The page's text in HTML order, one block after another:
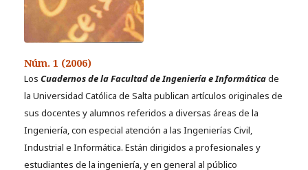
Núm. 1 (2006)
Los Cuadernos de la Facultad de Ingeniería e Informáticade
la Universidad Católica de Salta publican artículos originales de
sus docentes y alumnos referidos a diversas áreas de la
Ingeniería, con especial atención a las Ingenierías Civil,
Industrial e Informática. Están dirigidos a profesionales y
estudiantes de la ingeniería, y en general al público